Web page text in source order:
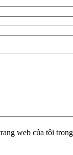
web của tôi